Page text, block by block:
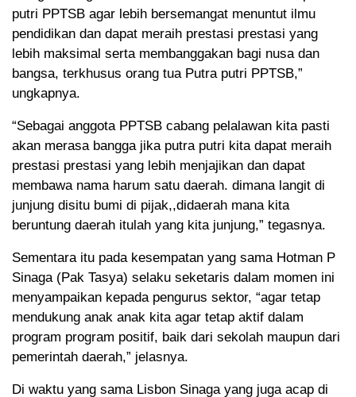
putri PPTSB agar lebih bersemangat menuntut ilmu
pendidikan dan dapat meraih prestasi prestasi yang
lebih maksimal serta membanggakan bagi nusa dan
bangsa, terkhusus orang tua Putra putri PPTSB,”
ungkapnya.
“Sebagai anggota PPTSB cabang pelalawan kita pasti
akan merasa bangga jika putra putri kita dapat meraih
prestasi prestasi yang lebih menjajikan dan dapat
membawa nama harum satu daerah. dimana langit di
junjung disitu bumi di pijak,,didaerah mana kita
beruntung daerah itulah yang kita junjung,” tegasnya.
Sementara itu pada kesempatan yang sama Hotman P
Sinaga (Pak Tasya) selaku seketaris dalam momen ini
menyampaikan kepada pengurus sektor, “agar tetap
mendukung anak anak kita agar tetap aktif dalam
program program positif, baik dari sekolah maupun dari
pemerintah daerah,” jelasnya.
Di waktu yang sama Lisbon Sinaga yang juga acap di